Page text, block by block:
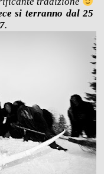
si terranno dal 25
.